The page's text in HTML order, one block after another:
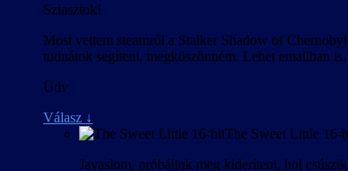
Sziasztok!
Most vettem steamről a Stalker Shadow of
tudnátok segíteni, megköszönném. Lehet emailban is.
Üdv
Válasz ↓
The Sweet Little 16-
Javaslom, próbáljuk meg kideríteni, hol